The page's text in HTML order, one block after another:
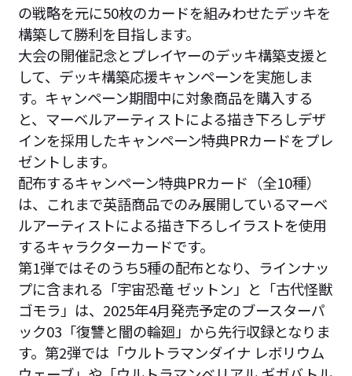
の戦略を元に50枚のカードを組みわせたデッキを
構築して勝利を目指します。
大会の開催記念とプレイヤーのデッキ構築支援と
して、デッキ構築応援キャンペーンを実施しま
す。キャンペーン期間中に対象商品を購入する
と、マーベルアーティストによる描き下ろしデザ
インを採用したキャンペーン特典PRカードをプレ
ゼントします。
配布するキャンペーン特典PRカード（全10種）
は、これまで英語商品でのみ展開しているマーベ
ルアーティストによる描き下ろしイラストを使用
するキャラクターカードです。
第1弾ではそのうち5種の配布となり、ラインナッ
プに含まれる「宇宙恐竜 ゼットン」と「古代怪獣
ゴモラ」は、2025年4月発売予定のブースターパ
ック03「復讐と闇の輪廻」から先行収録となりま
す。第2弾では「ウルトラマンダイナ レボリウム